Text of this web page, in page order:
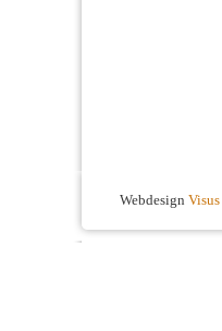
Webdesign Visus